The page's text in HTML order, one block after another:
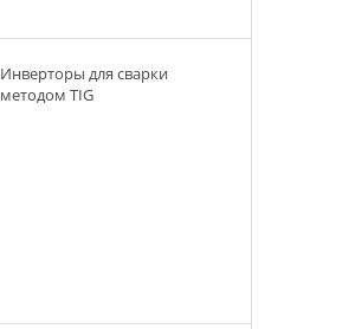
Инверторы для сварки
методом TIG